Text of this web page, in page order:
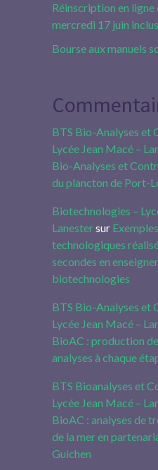
Réinscription en ligne
mercredi 17 juin
Bourse aux manuels
BTS Bio-Analyses et
Lycée Jean Macé –
Bio-Analyses et
du plancton de Port-
Biotechnologies –
Lanestersur
technologiques
secondes en
biotechnologies
BTS Bio-Analyses et
Lycée Jean Macé –
BioAC : production
analyses à chaque
BTS Bioanalyses et
Lycée Jean Macé –
BioAC : analyses de
de la mer en
Guichen